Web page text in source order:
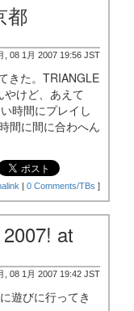
都
, 08 1月 2007 19:56 JST
きた。TRIANGLE
けど、あえて
時間にプレイし
間に間に合わへん
| 0 Comments/TBs ]
at
, 08 1月 2007 19:42 JST
遊びに行ってき